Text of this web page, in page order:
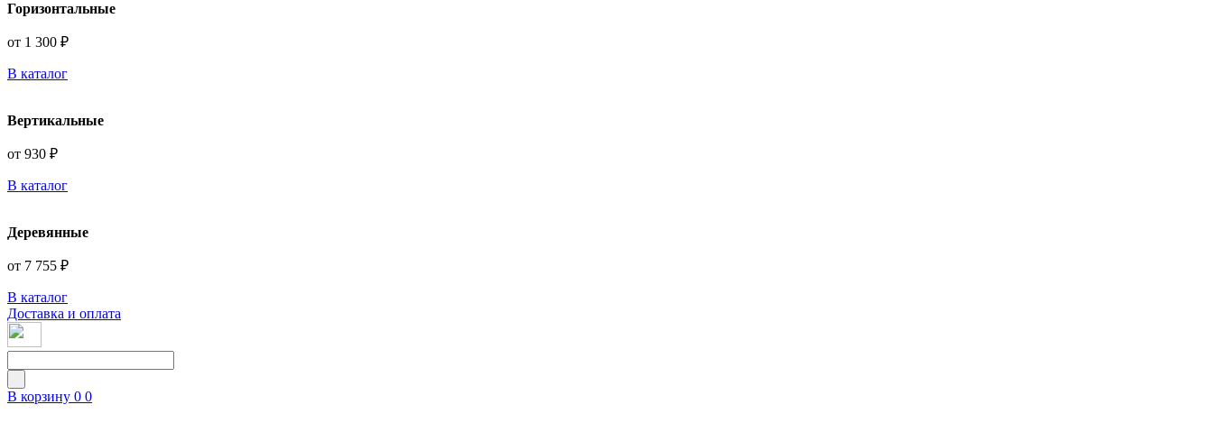
Горизонтальные
от 1 300 ₽
В каталог
Вертикальные
от 930 ₽
В каталог
Деревянные
от 7 755 ₽
В каталог
Доставка и оплата
В корзину 0 0